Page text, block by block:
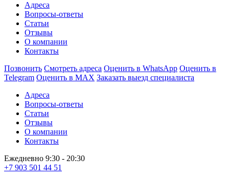
Адреса
Вопросы-ответы
Статьи
Отзывы
О компании
Контакты
Позвонить Смотреть адреса Оценить в WhatsApp Оценить в
Telegram Оценить в MAX Заказать выезд специалиста
Адреса
Вопросы-ответы
Статьи
Отзывы
О компании
Контакты
Ежедневно 9:30 - 20:30
+7 903 501 44 51